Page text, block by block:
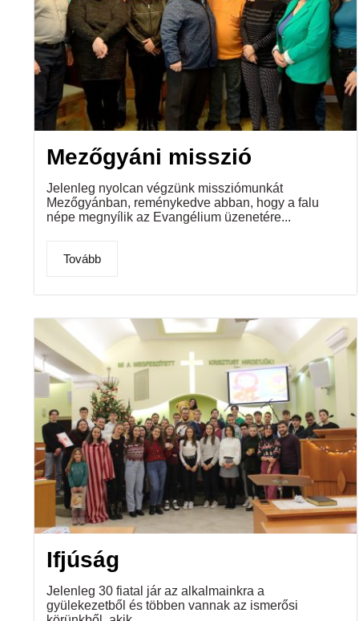
Mezőgyáni misszió
Jelenleg nyolcan végzünk missziómunkát
Mezőgyánban, reménykedve abban, hogy a falu
népe megnyílik az Evangélium üzenetére...
Tovább
Ifjúság
Jelenleg 30 fiatal jár az alkalmainkra a
gyülekezetből és többen vannak az ismerősi